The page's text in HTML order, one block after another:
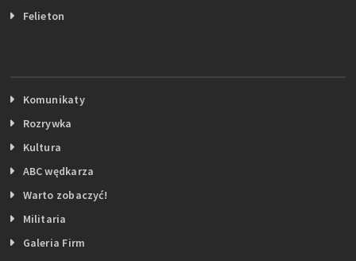
Felieton
Komunikaty
Rozrywka
Kultura
ABC wędkarza
Warto zobaczyć!
Militaria
Galeria Firm